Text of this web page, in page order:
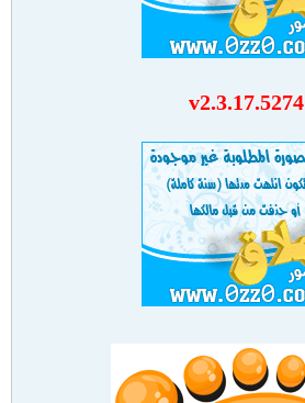
v2.3.17.5274